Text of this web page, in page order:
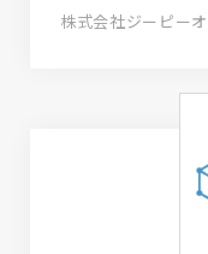
株式会社ジーピー